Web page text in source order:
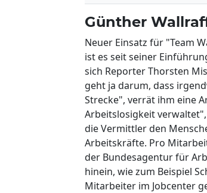
Günther
Neuer Einsatz für "Team
ist es seit seiner
sich Reporter Thorsten
geht ja darum, dass
Strecke", verrät ihm eine
Arbeitslosigkeit
die Vermittler den
Arbeitskräfte. Pro
der Bundesagentur für
hinein, wie zum Beispiel
Mitarbeiter im Jobcenter